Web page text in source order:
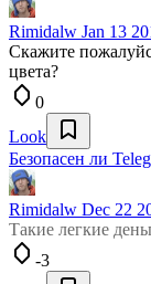
Rimidalw Jan 13
Скажите
цвета?
0
Look
Безопасен ли
Rimidalw Dec 22
Такие легкие
-3